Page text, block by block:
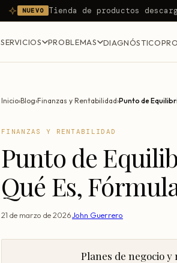
NUEVO Tienda de productos
SERVICIOS PROBLEMAS DIAGNÓSTICO
Inicio›Blog›Finanzas y Rentabilidad›
FINANZAS Y RENTABILIDAD
Punto de
Qué Es,
21 de marzo de 2026John Guerrero
Planes de negocio